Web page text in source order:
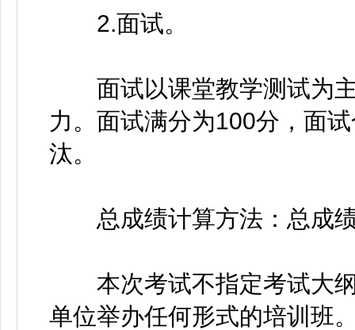
2.面试。
面试以课堂教学测试为主
力。面试满分为100分，面
汰。
总成绩计算方法：总成绩
本次考试不指定考试大纲
单位举办任何形式的培训班